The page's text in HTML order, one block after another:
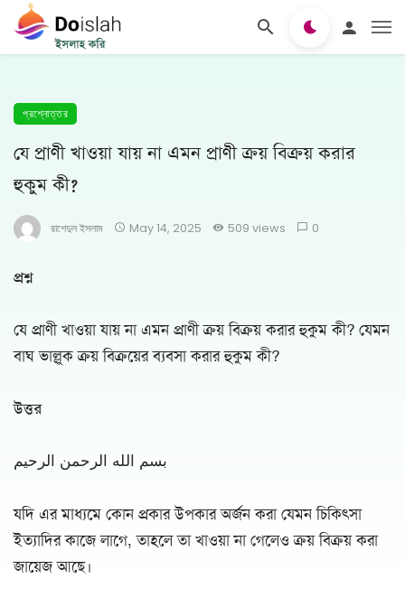
প্রশ্নোত্তর
যে প্রাণী খাওয়া যায় না এমন প্রাণী ক্রয় বিক্রয় করার
হুকুম কী?
রাশেদুল ইসলাম May 14, 2025 509 views 0
প্রশ্ন
যে প্রাণী খাওয়া যায় না এমন প্রাণী ক্রয় বিক্রয় করার হুকুম কী? যেমন
বাঘ ভাল্লুক ক্রয় বিক্রয়ের ব্যবসা করার হুকুম কী?
উত্তর
بسم الله الرحمن الرحيم
যদি এর মাধ্যমে কোন প্রকার উপকার অর্জন করা যেমন চিকিৎসা
ইত্যাদির কাজে লাগে, তাহলে তা খাওয়া না গেলেও ক্রয় বিক্রয় করা
জায়েজ আছে।